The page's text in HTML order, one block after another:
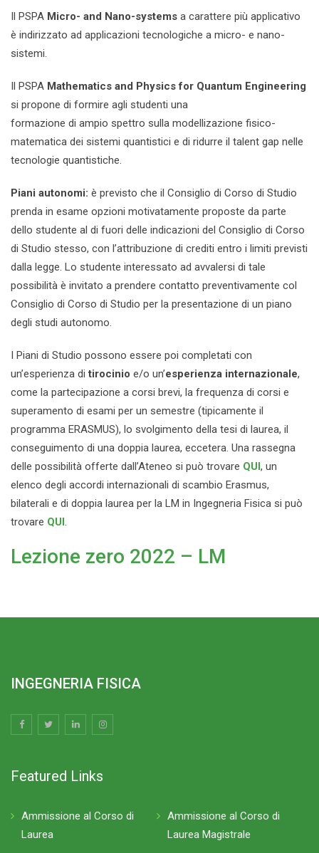
Il PSPA Micro- and Nano-systems a carattere più applicativo
è indirizzato ad applicazioni tecnologiche a micro- e nano-
sistemi.
Il PSPA Mathematics and Physics for Quantum Engineering
si propone di formire agli studenti una
formazione di ampio spettro sulla modellizazione fisico-
matematica dei sistemi quantistici e di ridurre il talent gap nelle
tecnologie quantistiche.
Piani autonomi: è previsto che il Consiglio di Corso di Studio
prenda in esame opzioni motivatamente proposte da parte
dello studente al di fuori delle indicazioni del Consiglio di Corso
di Studio stesso, con l’attribuzione di crediti entro i limiti previsti
dalla legge. Lo studente interessato ad avvalersi di tale
possibilità è invitato a prendere contatto preventivamente col
Consiglio di Corso di Studio per la presentazione di un piano
degli studi autonomo.
I Piani di Studio possono essere poi completati con
un’esperienza ditirocinio e/o un’esperienza internazionale,
come la partecipazione a corsi brevi, la frequenza di corsi e
superamento di esami per un semestre (tipicamente il
programma ERASMUS), lo svolgimento della tesi di laurea, il
conseguimento di una doppia laurea, eccetera. Una rassegna
delle possibilità offerte dall’Ateneo si può trovare QUI, un
elenco degli accordi internazionali di scambio Erasmus,
bilaterali e di doppia laurea per la LM in Ingegneria Fisica si può
trovare QUI.
Lezione zero 2022 – LM
INGEGNERIA FISICA
Featured Links
Ammissione al Corso di
Laurea
Ammissione al Corso di
Laurea Magistrale